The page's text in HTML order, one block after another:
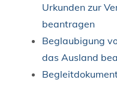
Urkunden zur
beantragen
Beglaubigung
das Ausland